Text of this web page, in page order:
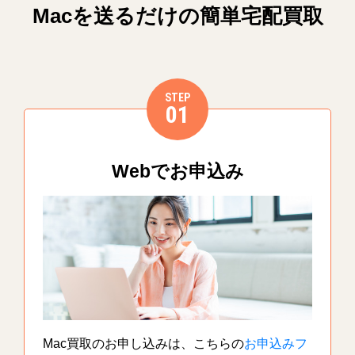
Macを送るだけの簡単宅配買取
STEP
01
Webでお申込み
Mac買取のお申し込みは、こちらのお申込みフ